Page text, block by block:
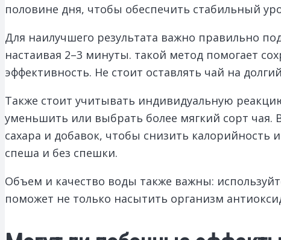
половине дня, чтобы обеспечить стабильный
Для наилучшего результата важно правильно
настаивая 2–3 минуты. такой метод помогает
эффективность. Не стоит оставлять чай на
Также стоит учитывать индивидуальную
уменьшить или выбрать более мягкий сорт чая.
сахара и добавок, чтобы снизить калорийность
спеша и без спешки.
Объем и качество воды также важны:
поможет не только насытить организм